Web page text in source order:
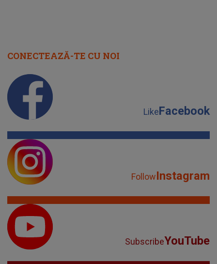
CONECTEAZĂ-TE CU NOI
LikeFacebook
FollowInstagram
SubscribeYouTube